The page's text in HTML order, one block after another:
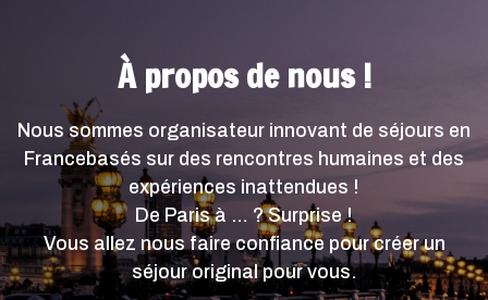
À propos de nous !
Nous sommes organisateur innovant de séjours en
Francebasés sur des rencontres humaines et des
expériences inattendues !
De Paris à … ? Surprise !
Vous allez nous faire confiance pour créer un
séjour original pour vous.